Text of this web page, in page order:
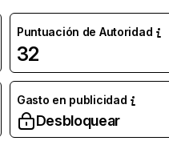
Puntuación de Autoridad
32
Gasto en publicidad
Desbloquear